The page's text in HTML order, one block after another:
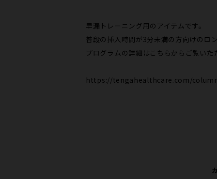
早漏トレーニング用のアイテムです。
普段の挿入時間が3分未満の方向けのロ
プログラムの詳細はこちらからご覧いた
https://tengahealthcare.com/